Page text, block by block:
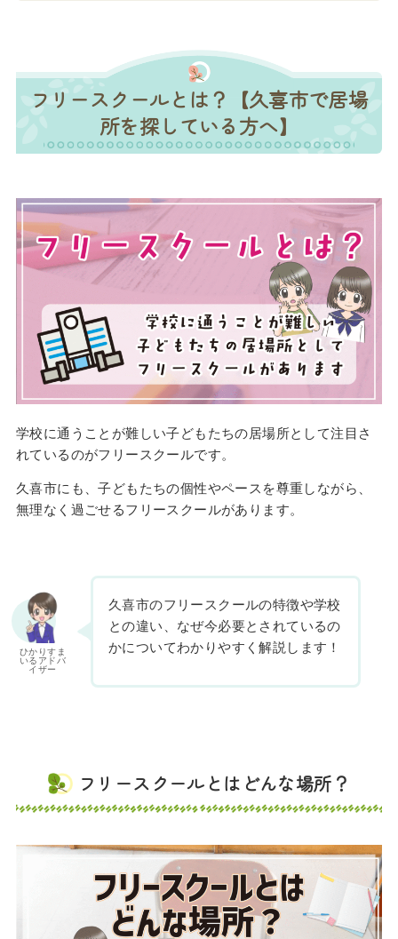
フリースクールとは？【久喜市で居場
所を探している方へ】
学校に通うことが難しい子どもたちの居場所として注目さ
れているのがフリースクールです。
久喜市にも、子どもたちの個性やペースを尊重しながら、
無理なく過ごせるフリースクールがあります。
ひかりすま
いるアドバ
イザー
久喜市のフリースクールの特徴や学校
との違い、なぜ今必要とされているの
かについてわかりやすく解説します！
フリースクールとはどんな場所？